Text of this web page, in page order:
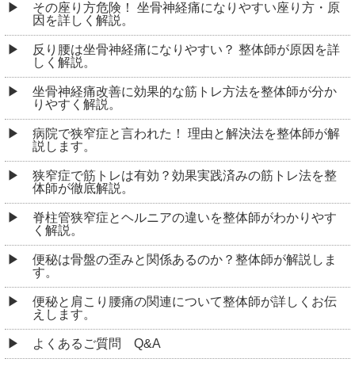
その座り方危険！ 坐骨神経痛になりやすい座り方・原
因を詳しく解説。
反り腰は坐骨神経痛になりやすい？ 整体師が原因を詳
しく解説。
坐骨神経痛改善に効果的な筋トレ方法を整体師が分か
りやすく解説。
病院で狭窄症と言われた！ 理由と解決法を整体師が解
説します。
狭窄症で筋トレは有効？効果実践済みの筋トレ法を整
体師が徹底解説。
脊柱管狭窄症とヘルニアの違いを整体師がわかりやす
く解説。
便秘は骨盤の歪みと関係あるのか？整体師が解説しま
す。
便秘と肩こり腰痛の関連について整体師が詳しくお伝
えします。
よくあるご質問 Q&A